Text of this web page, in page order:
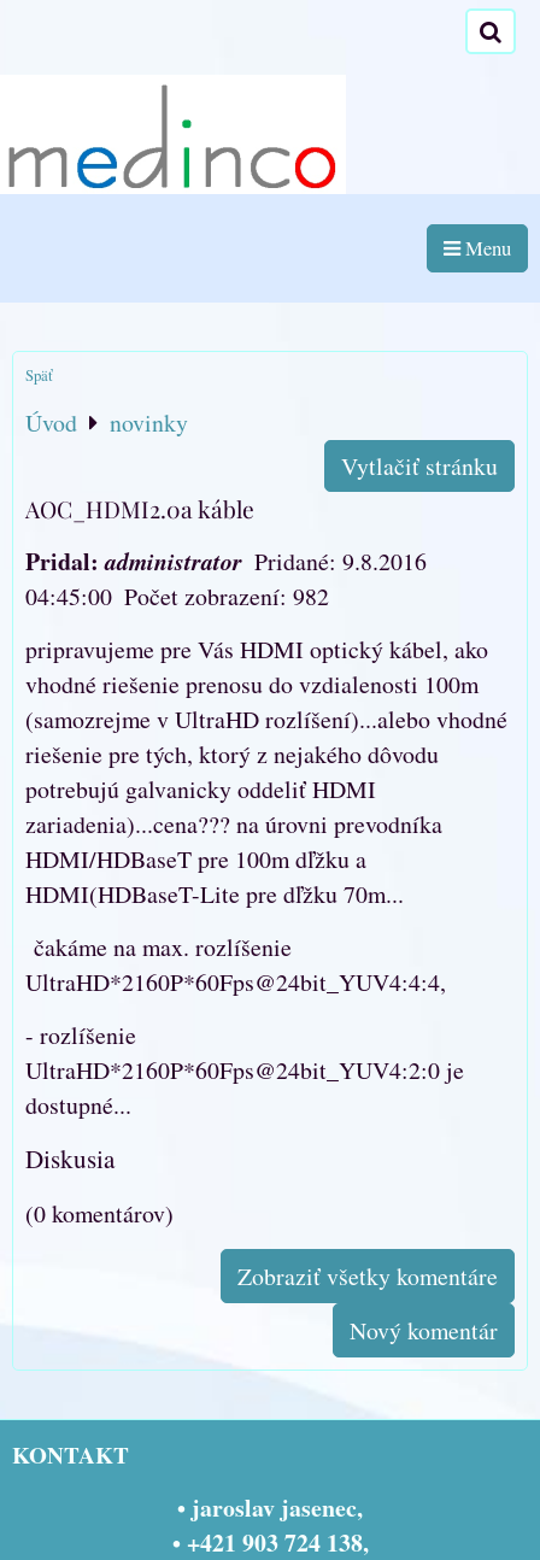
Menu
Späť
Úvod
novinky
Vytlačiť stránku
AOC_HDMI2.0a káble
Pridal:administrator Pridané: 9.8.2016
04:45:00 Počet zobrazení: 982
pripravujeme pre Vás HDMI optický kábel, ako
vhodné riešenie prenosu do vzdialenosti 100m
(samozrejme v UltraHD rozlíšení)...alebo vhodné
riešenie pre tých, ktorý z nejakého dôvodu
potrebujú galvanicky oddeliť HDMI
zariadenia)...cena??? na úrovni prevodníka
HDMI/HDBaseT pre 100m dľžku a
HDMI(HDBaseT-Lite pre dľžku 70m...
čakáme na max. rozlíšenie
UltraHD*2160P*60Fps@24bit_YUV4:4:4,
- rozlíšenie
UltraHD*2160P*60Fps@24bit_YUV4:2:0 je
dostupné...
Diskusia
(0 komentárov)
Zobraziť všetky komentáre
Nový komentár
KONTAKT
• jaroslav jasenec,
• +421 903 724 138,